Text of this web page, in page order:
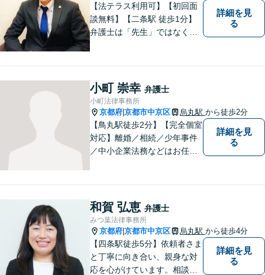
【法テラス利用可】【初回面
談無料】【二条駅 徒歩1分】
弁護士は「先生」ではなく、
居が高いと思っていらっしゃ
る方こそ、是非一度ご相談く
ださい。
詳細を見
る
小町 崇幸 弁護士
小町法律事務所
京都府 京都市中京区 烏丸駅 から徒歩2分
【鳥丸駅徒歩2分】【完全個室
対応】離婚／相続／少年事件
／中小企業法務などはお任せ
はお気軽にご相談ください！
【近隣駐車場あり】
詳細を見
る
和賀 弘恵 弁護士
みつ葉法律事務所
京都府 京都市中京区 烏丸駅 から徒歩4分
【四条駅徒歩5分】依頼者さま
と丁寧に向き合い、親身な対
応を心がけています。相談料
詳細を見
る